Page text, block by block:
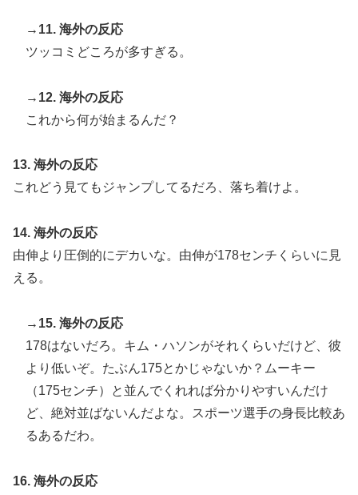
→11. 海外の反応
ツッコミどころが多すぎる。
→12. 海外の反応
これから何が始まるんだ？
13. 海外の反応
これどう見てもジャンプしてるだろ、落ち着けよ。
14. 海外の反応
由伸より圧倒的にデカいな。由伸が178センチくらいに見
える。
→15. 海外の反応
178はないだろ。キム・ハソンがそれくらいだけど、彼
より低いぞ。たぶん175とかじゃないか？ムーキー
（175センチ）と並んでくれれば分かりやすいんだけ
ど、絶対並ばないんだよな。スポーツ選手の身長比較あ
るあるだわ。
16. 海外の反応